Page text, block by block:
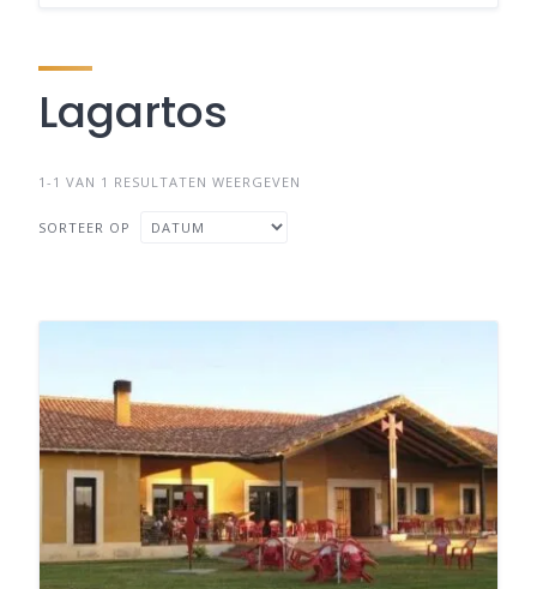
Lagartos
1-1 VAN 1 RESULTATEN WEERGEVEN
SORTEER OP